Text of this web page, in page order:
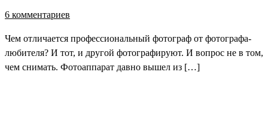
6 комментариев
Чем отличается профессиональный фотограф от фотографа-
любителя? И тот, и другой фотографируют. И вопрос не в том,
чем снимать. Фотоаппарат давно вышел из […]